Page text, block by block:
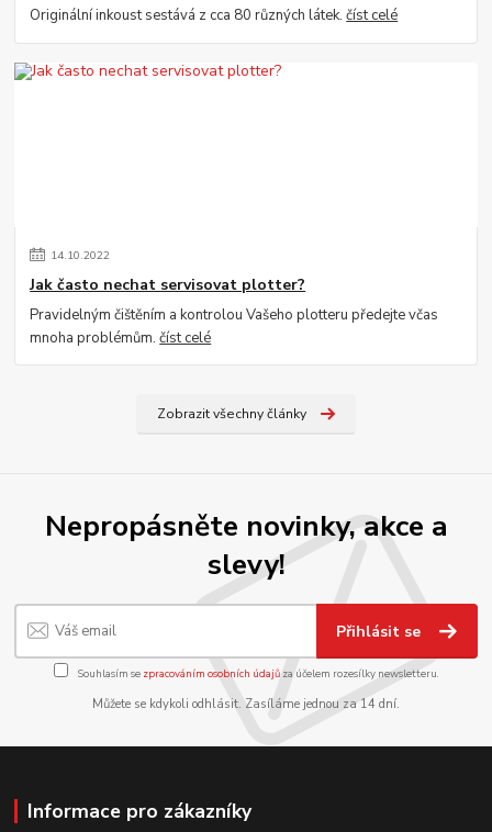
Originální inkoust sestává z cca 80 různých látek.číst celé
14.10.2022
Jak často nechat servisovat plotter?
Pravidelným čištěním a kontrolou Vašeho plotteru předejte včas
mnoha problémům.číst celé
Zobrazit všechny články
Nepropásněte novinky, akce a
slevy!
Přihlásit se
Souhlasím se zpracováním osobních údajůza účelem rozesílky newsletteru.
Můžete se kdykoli odhlásit. Zasíláme jednou za 14 dní.
Informace pro zákazníky